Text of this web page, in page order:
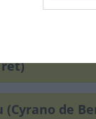
rét)
de